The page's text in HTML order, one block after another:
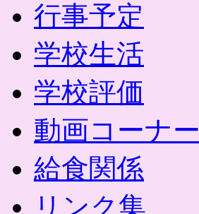
行事予定
学校生活
学校評価
動画コーナー
給食関係
リンク集